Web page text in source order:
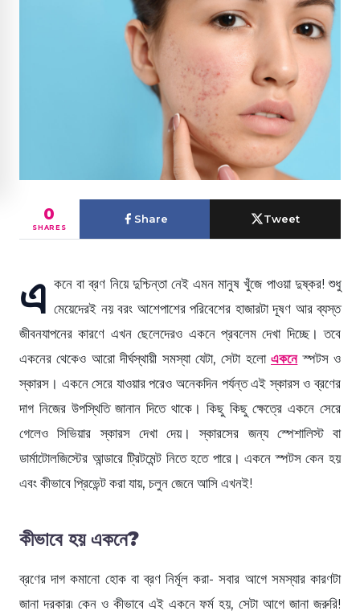
0
SHARES
Share Tweet
এ কনে বা ব্রণ নিয়ে দুশ্চিন্তা নেই এমন মানুষ খুঁজে পাওয়া দুষ্কর! শুধু
মেয়েদেরই নয় বরং আশেপাশের পরিবেশের হাজারটা দূষণ আর ব্যস্ত
জীবনযাপনের কারণে এখন ছেলেদেরও একনে প্রবলেম দেখা দিচ্ছে। তবে
একনের থেকেও আরো দীর্ঘস্থায়ী সমস্যা যেটা, সেটা হলোএকনেস্পটস ও
স্কারস। একনে সেরে যাওয়ার পরেও অনেকদিন পর্যন্ত এই স্কারস ও ব্রণের
দাগ নিজের উপস্থিতি জানান দিতে থাকে। কিছু কিছু ক্ষেত্রে একনে সেরে
গেলেও সিভিয়ার স্কারস দেখা দেয়। স্কারসের জন্য স্পেশালিস্ট বা
ডার্মাটোলজিস্টের আন্ডারে ট্রিটমেন্ট নিতে হতে পারে। একনে স্পটস কেন হয়
এবং কীভাবে প্রিভেন্ট করা যায়, চলুন জেনে আসি এখনই!
কীভাবে হয় একনে?
ব্রণের দাগ কমানো হোক বা ব্রণ নির্মূল করা- সবার আগে সমস্যার কারণটা
জানা দরকার৷ কেন ও কীভাবে এই একনে ফর্ম হয়, সেটা আগে জানা জরুরি!